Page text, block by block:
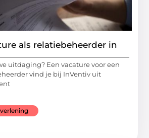
als relatiebeheerder in
uitdaging? Een vacature voor een
vind je bij InVentiv uit